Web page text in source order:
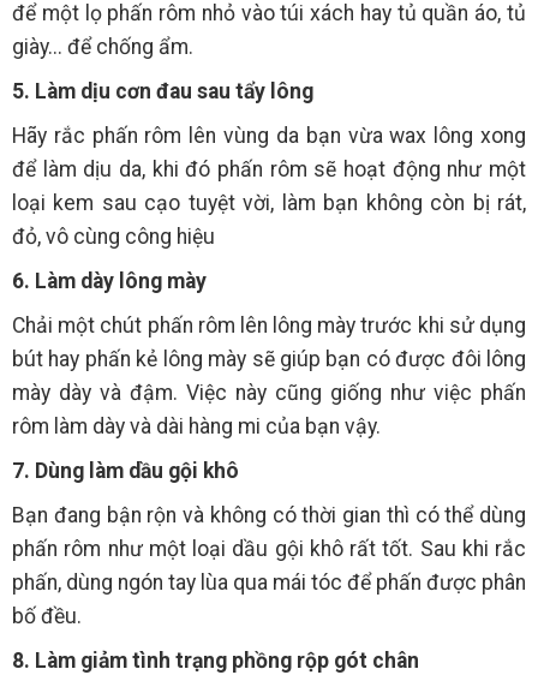
để một lọ phấn rôm nhỏ vào túi xách hay tủ quần áo, tủ
giày... để chống ẩm.
5. Làm dịu cơn đau sau tẩy lông
Hãy rắc phấn rôm lên vùng da bạn vừa wax lông xong
để làm dịu da, khi đó phấn rôm sẽ hoạt động như một
loại kem sau cạo tuyệt vời, làm bạn không còn bị rát,
đỏ, vô cùng công hiệu
6. Làm dày lông mày
Chải một chút phấn rôm lên lông mày trước khi sử dụng
bút hay phấn kẻ lông mày sẽ giúp bạn có được đôi lông
mày dày và đậm. Việc này cũng giống như việc phấn
rôm làm dày và dài hàng mi của bạn vậy.
7. Dùng làm dầu gội khô
Bạn đang bận rộn và không có thời gian thì có thể dùng
phấn rôm như một loại dầu gội khô rất tốt. Sau khi rắc
phấn, dùng ngón tay lùa qua mái tóc để phấn được phân
bố đều.
8. Làm giảm tình trạng phồng rộp gót chân